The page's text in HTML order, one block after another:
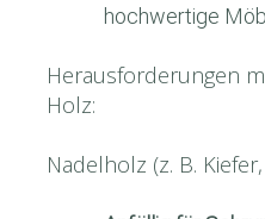
hochwertige
Herausforderungen
Holz:
Nadelholz (z. B.